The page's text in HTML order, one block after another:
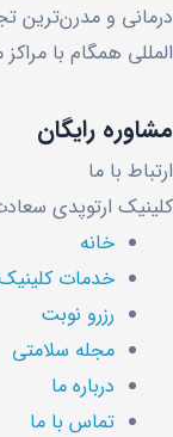
درمانی و مدرن‌ترین
المللی همگام با
مشاوره رایگان
ارتباط با ما
کلینیک ارتوپدی
خانه
خدمات
رزرو نوبت
مجله سلامتی
درباره ما
تماس با ما